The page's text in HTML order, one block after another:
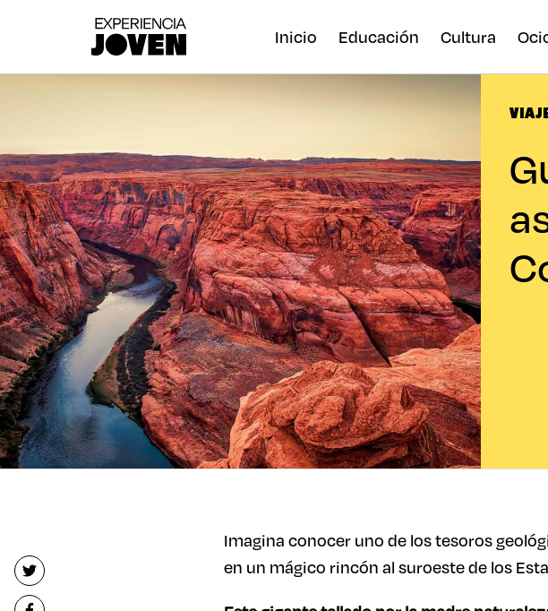
Inicio Educación Cultura
Imagina conocer uno de los tesoros
en un mágico rincón al suroeste de los